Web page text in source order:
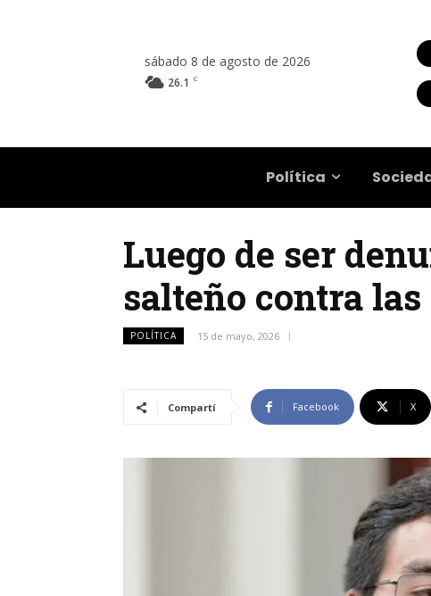
sábado 8 de agosto de 2026
26.1 C
Política
Luego de ser
salteño contra
POLÍTICA 15 de mayo, 2026
Compartí Facebook X